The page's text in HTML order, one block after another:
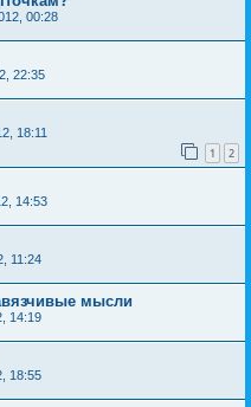
00:28
22:35
18:11
1 2
14:53
11:24
мысли
14:19
18:55